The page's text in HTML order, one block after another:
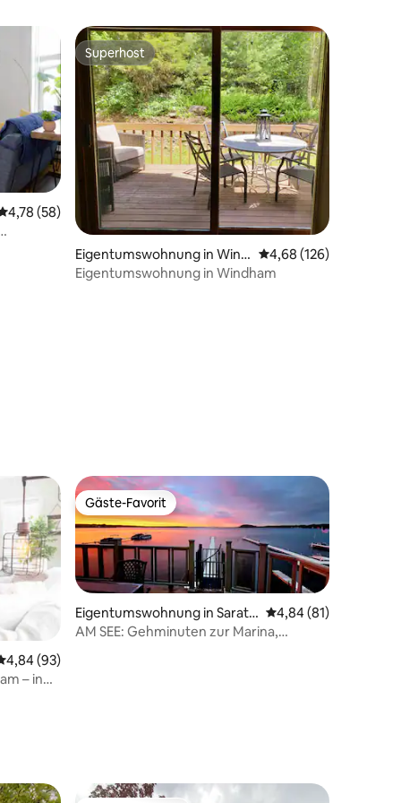
Bewertung: 4,78 von 5, 58 Bewertungen
4,78 (58)
Superhost
Superhost
Eigentumswohnung in Wind
ham
Durchschnittliche
4,68 (126)
Eigentumswohnung in Windham
Bewertung: 4,84 von 5, 93 Bewertungen
4,84 (93)
– in
Gäste-Favorit
Gäste-Favorit
Eigentumswohnung in Sarato
ga Springs
Durchschnittliche
4,84 (81)
AM SEE: Gehminuten zur Marina,